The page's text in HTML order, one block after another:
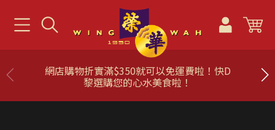
網店購物折實滿$350就可以免運費啦！快D
黎選購您的心水美食啦！